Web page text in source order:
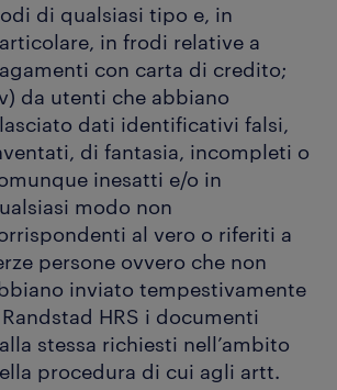
di qualsiasi tipo e, in
in frodi relative a
con carta di credito;
da utenti che abbiano
dati identificativi falsi,
di fantasia, incompleti o
inesatti e/o in
modo non
al vero o riferiti a
persone ovvero che non
inviato tempestivamente
Randstad HRS i documenti
stessa richiesti nell’ambito
procedura di cui agli artt.